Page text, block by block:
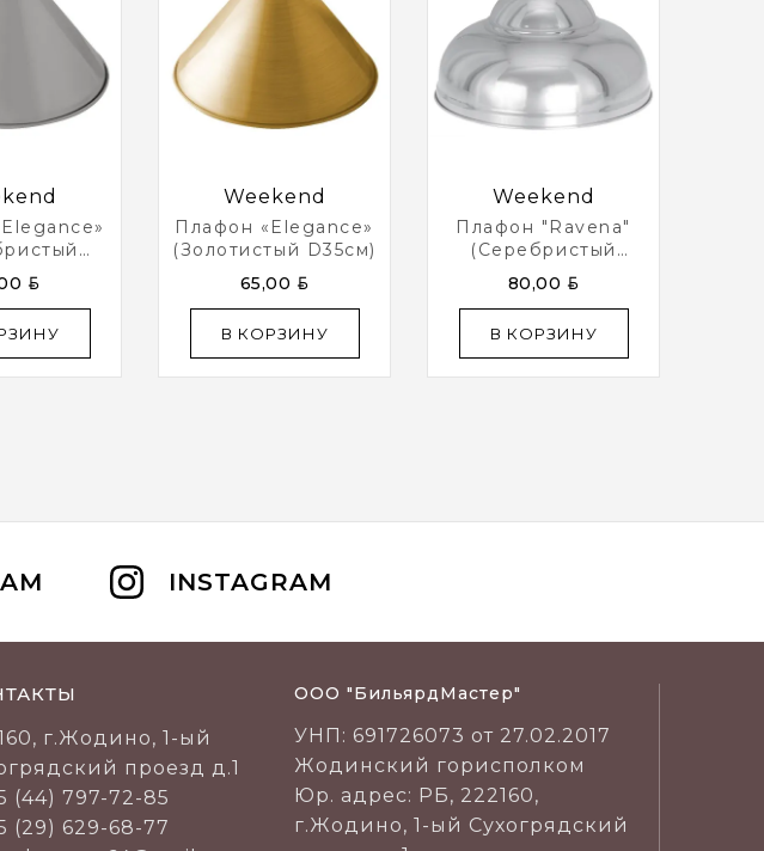
BYN
Weekend
Плафон «Elegance»
(золотистый D35см)
65,00 BYN
В КОРЗИНУ
Weekend
Плафон "Ravena"
(серебристый
D38см)
80,00 BYN
В КОРЗИНУ
INSTAGRAM
г.Жодино, 1-ый
проезд д.1
(44) 797-72-85
(29) 629-68-77
ООО "БильярдМастер"
УНП: 691726073 от 27.02.2017
Жодинский горисполком
Юр. адрес: РБ, 222160,
г.Жодино, 1-ый Сухогрядский